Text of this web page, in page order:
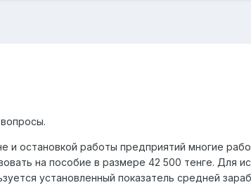
и остановкой работы предприятий многие
на пособие в размере 42 500 тенге. Для
установленный показатель средней